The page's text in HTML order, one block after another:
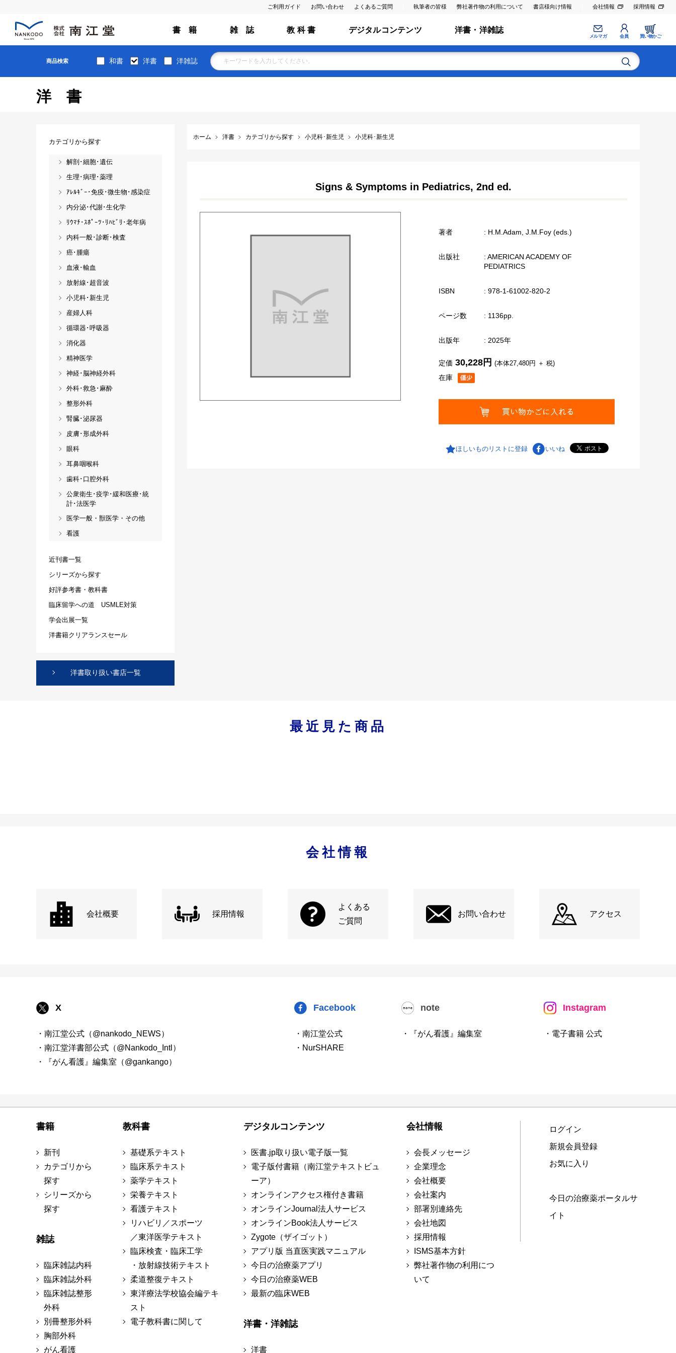
ご利用ガイド お問い合わせ よくあるご質問 執筆者の皆様 弊社著作物の利用について 書店様向け情報 会社情報 採用情報
書 籍 雑 誌 教 科 書 デジタルコンテンツ 洋書・洋雑誌
メルマガ 会員 買い物かご
商品検索 和書 洋書 洋雑誌
洋書
ホーム 洋書 カテゴリから探す 小児科･新生児 小児科･新生児
Signs & Symptoms in Pediatrics, 2nd ed.
著者 : H.M.Adam, J.M.Foy (eds.)
出版社
: AMERICAN ACADEMY OF
PEDIATRICS
ISBN : 978-1-61002-820-2
ページ数 : 1136pp.
出版年 : 2025年
在庫
定価 30,228円 (本体27,480円 ＋ 税)
ほしいものリストに登録 いいね
カテゴリから探す
解剖･細胞･遺伝
生理･病理･薬理
ｱﾚﾙｷﾞｰ･免疫･微生物･感染症
内分泌･代謝･生化学
ﾘｳﾏﾁ･ｽﾎﾟｰﾂ･ﾘﾊﾋﾞﾘ･老年病
内科一般･診断･検査
癌･腫瘍
血液･輸血
放射線･超音波
小児科･新生児
産婦人科
循環器･呼吸器
消化器
精神医学
神経･脳神経外科
外科･救急･麻酔
整形外科
腎臓･泌尿器
皮膚･形成外科
眼科
耳鼻咽喉科
歯科･口腔外科
公衆衛生･疫学･緩和医療･統
計･法医学
医学一般・獣医学・その他
看護
近刊書一覧
シリーズから探す
好評参考書・教科書
臨床留学への道 USMLE対策
学会出展一覧
洋書籍クリアランスセール
洋書取り扱い書店一覧
最近見た商品
会社情報
会社概要 採用情報
よくある
ご質問
お問い合わせ アクセス
X
・南江堂公式（@nankodo_NEWS）
・南江堂洋書部公式（@Nankodo_Intl）
・『がん看護』編集室（@gankango）
Facebook
・南江堂公式
・NurSHARE
note
・『がん看護』編集室
Instagram
・電子書籍 公式
書籍
新刊
カテゴリから
探す
シリーズから
探す
雑誌
臨床雑誌内科
臨床雑誌外科
臨床雑誌整形
外科
別冊整形外科
胸部外科
がん看護
教科書
基礎系テキスト
臨床系テキスト
薬学テキスト
栄養テキスト
看護テキスト
リハビリ／スポーツ
／東洋医学テキスト
臨床検査・臨床工学
・放射線技術テキスト
柔道整復テキスト
東洋療法学校協会編テキ
スト
電子教科書に関して
デジタルコンテンツ
医書.jp取り扱い電子版一覧
電子版付書籍（南江堂テキストビュ
ーア）
オンラインアクセス権付き書籍
オンラインJournal法人サービス
オンラインBook法人サービス
Zygote（ザイゴット）
アプリ版 当直医実践マニュアル
今日の治療薬アプリ
今日の治療薬WEB
最新の臨床WEB
洋書・洋雑誌
洋書
会社情報
会長メッセージ
企業理念
会社概要
会社案内
部署別連絡先
会社地図
採用情報
ISMS基本方針
弊社著作物の利用につ
いて
ログイン
新規会員登録
お気に入り
今日の治療薬ポータルサ
イト